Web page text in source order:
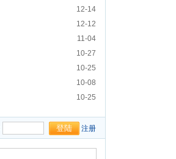
12-14
12-12
11-04
10-27
10-25
10-08
10-25
注册